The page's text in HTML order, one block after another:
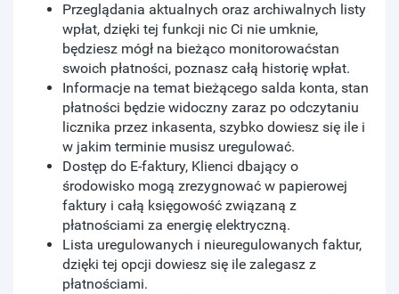
Przeglądania aktualnych oraz archiwalnych listy
wpłat, dzięki tej funkcji nic Ci nie umknie,
będziesz mógł na bieżąco monitorowaćstan
swoich płatności, poznasz całą historię wpłat.
Informacje na temat bieżącego salda konta, stan
płatności będzie widoczny zaraz po odczytaniu
licznika przez inkasenta, szybko dowiesz się ile i
w jakim terminie musisz uregulować.
Dostęp do E-faktury, Klienci dbający o
środowisko mogą zrezygnować w papierowej
faktury i całą księgowość związaną z
płatnościami za energię elektryczną.
Lista uregulowanych i nieuregulowanych faktur,
dzięki tej opcji dowiesz się ile zalegasz z
płatnościami.